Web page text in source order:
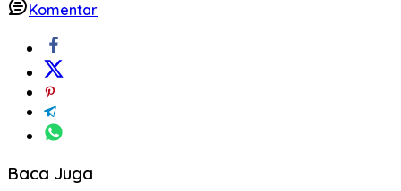
Komentar
Baca Juga